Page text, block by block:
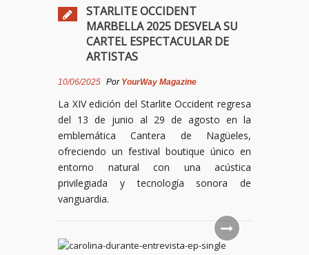
STARLITE OCCIDENT
MARBELLA 2025 DESVELA SU
CARTEL ESPECTACULAR DE
ARTISTAS
10/06/2025 Por YourWay Magazine
La XIV edición del Starlite Occident regresa
del 13 de junio al 29 de agosto en la
emblemática Cantera de Nagüeles,
ofreciendo un festival boutique único en
entorno natural con una acústica
privilegiada y tecnología sonora de
vanguardia.